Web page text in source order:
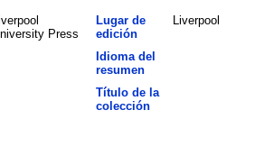
Press
Lugar de
edición
Liverpool
Idioma del
resumen
Título de la
colección